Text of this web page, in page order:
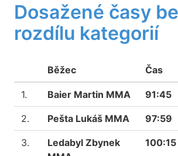
Dosažené časy
rozdílu kategorií
Běžec Čas
1. Baier Martin MMA 91:45
2. Pešta Lukáš MMA 97:59
3.
Ledabyl Zbynek
100:15